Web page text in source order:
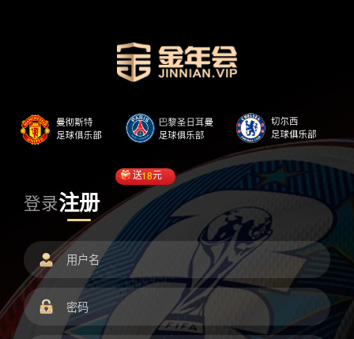
登录注册
送18元